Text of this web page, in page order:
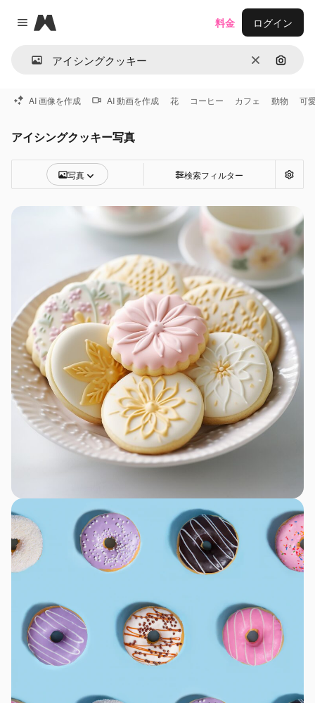
Close menu
Magnific
消去 画像で
料金 ログイン
AI 画像を作成 AI 動画を作成 花 コーヒー カフェ 動物 可
アイシングクッキー写真
写真 検索フィルター